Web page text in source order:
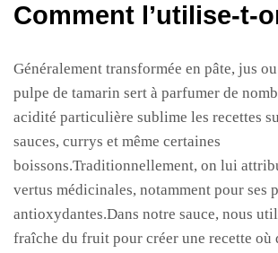
Comment l’utilise-t-
Généralement transformée en pâte, jus
pulpe de tamarin sert à parfumer de
acidité particulière sublime les recettes
sauces, currys et même certaines
boissons.Traditionnellement, on lui
vertus médicinales, notamment pour ses
antioxydantes.Dans notre sauce, nous
fraîche du fruit pour créer une recette où